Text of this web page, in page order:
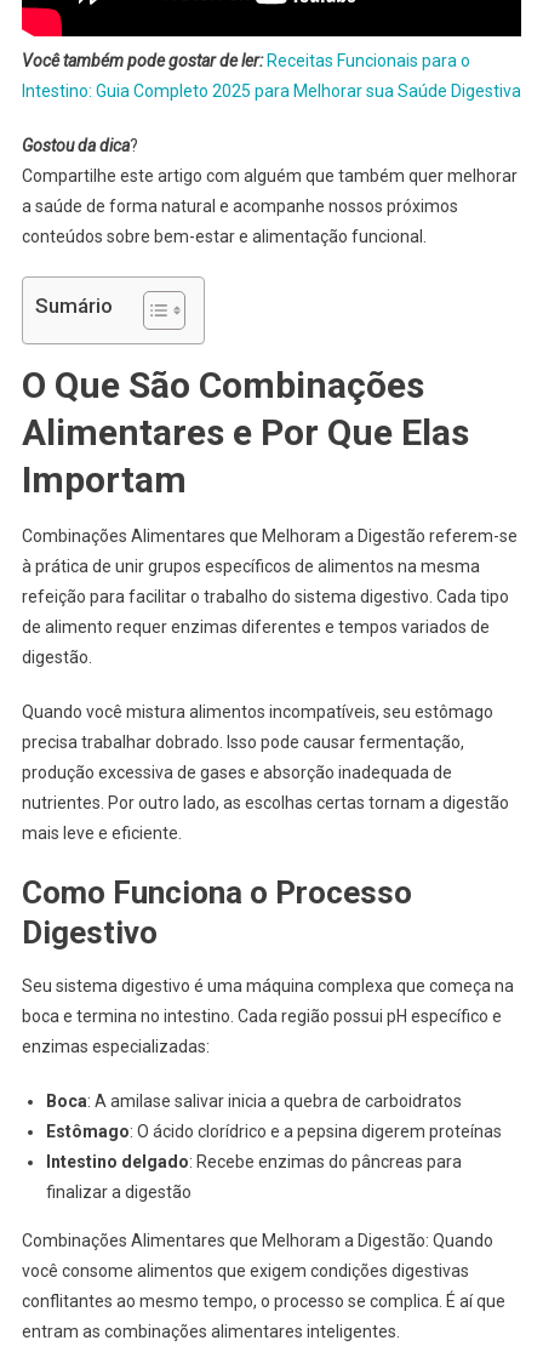
Você também pode gostar de ler: Receitas Funcionais para o
Intestino: Guia Completo 2025 para Melhorar sua Saúde Digestiva
Gostou da dica?
Compartilhe este artigo com alguém que também quer melhorar
a saúde de forma natural e acompanhe nossos próximos
conteúdos sobre bem-estar e alimentação funcional.
Sumário
O Que São Combinações
Alimentares e Por Que Elas
Importam
Combinações Alimentares que Melhoram a Digestão referem-se
à prática de unir grupos específicos de alimentos na mesma
refeição para facilitar o trabalho do sistema digestivo. Cada tipo
de alimento requer enzimas diferentes e tempos variados de
digestão.
Quando você mistura alimentos incompatíveis, seu estômago
precisa trabalhar dobrado. Isso pode causar fermentação,
produção excessiva de gases e absorção inadequada de
nutrientes. Por outro lado, as escolhas certas tornam a digestão
mais leve e eficiente.
Como Funciona o Processo
Digestivo
Seu sistema digestivo é uma máquina complexa que começa na
boca e termina no intestino. Cada região possui pH específico e
enzimas especializadas:
Boca: A amilase salivar inicia a quebra de carboidratos
Estômago: O ácido clorídrico e a pepsina digerem proteínas
Intestino delgado: Recebe enzimas do pâncreas para
finalizar a digestão
Combinações Alimentares que Melhoram a Digestão: Quando
você consome alimentos que exigem condições digestivas
conflitantes ao mesmo tempo, o processo se complica. É aí que
entram as combinações alimentares inteligentes.